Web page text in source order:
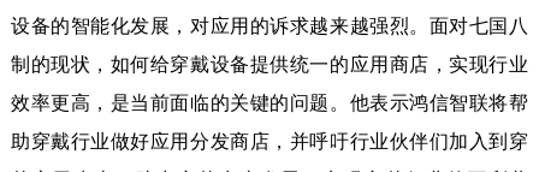
设备的智能化发展，对应用的诉求越来越强烈。面对七国八
制的现状，如何给穿戴设备提供统一的应用商店，实现行业
效率更高，是当前面临的关键的问题。他表示鸿信智联将帮
助穿戴行业做好应用分发商店，并呼吁行业伙伴们加入到穿